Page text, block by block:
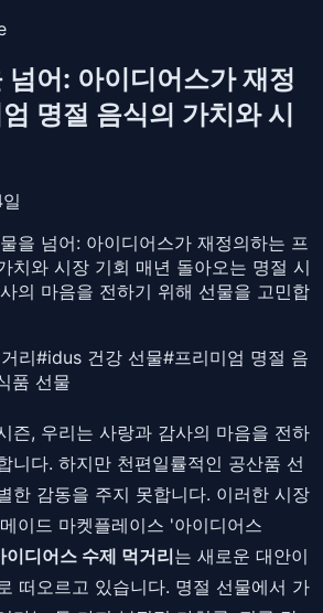
넘어: 아이디어스가 재정
명절 음식의 가치와 시
을 넘어: 아이디어스가 재정의하는 프
치와 시장 기회 매년 돌아오는 명절 시
의 마음을 전하기 위해 선물을 고민합
리#idus 건강 선물#프리미엄 명절 음
품 선물
즌, 우리는 사랑과 감사의 마음을 전하
니다. 하지만 천편일률적인 공산품 선
한 감동을 주지 못합니다. 이러한 시장
이드 마켓플레이스 '아이디어스
이디어스 수제 먹거리는 새로운 대안이
떠오르고 있습니다. 명절 선물에서 가